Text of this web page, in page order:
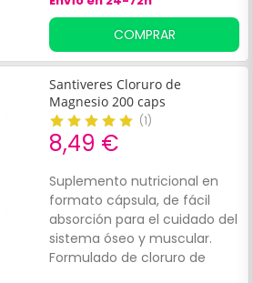
favorablemente la sensación
de dolor, te ayuda a
descansar mejor y modera
los síntomas de nervios y/o
estrés.*Envase de 180
cápsulas.**Este
complemento alimenticio no
es sustituto de ninguna dieta
sana y equilibrada.
COMPRAR
Santiveres Cloruro de
Magnesio 200 caps
(1)
8,49 €
Suplemento nutricional en
formato cápsula, de fácil
absorción para el cuidado del
sistema óseo y muscular.
Formulado de cloruro de